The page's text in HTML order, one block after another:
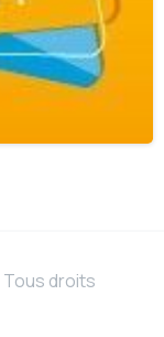
Tous droits